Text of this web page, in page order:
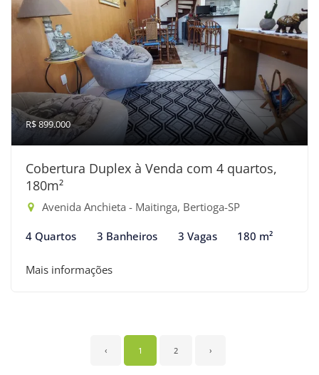
R$ 899.000
Cobertura Duplex à Venda com 4 quartos,
180m²
Avenida Anchieta - Maitinga, Bertioga-SP
4 Quartos 3 Banheiros 3 Vagas 180 m²
Mais informações
‹ 1 2 ›